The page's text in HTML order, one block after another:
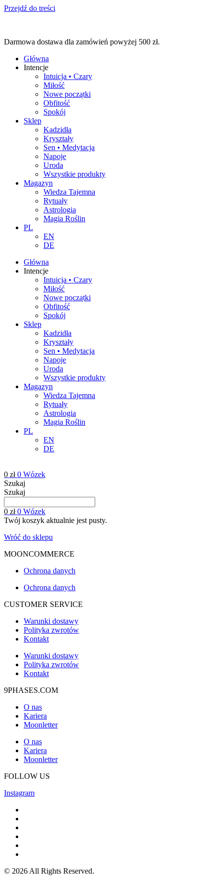
Przejdź do treści
Darmowa dostawa dla zamówień powyżej 500 zł.
Główna
Intencje
Intuicja • Czary
Miłość
Nowe początki
Obfitość
Spokój
Sklep
Kadzidła
Kryształy
Sen • Medytacja
Napoje
Uroda
Wszystkie produkty
Magazyn
Wiedza Tajemna
Rytuały
Astrologia
Magia Roślin
PL
EN
DE
Główna
Intencje
Intuicja • Czary
Miłość
Nowe początki
Obfitość
Spokój
Sklep
Kadzidła
Kryształy
Sen • Medytacja
Napoje
Uroda
Wszystkie produkty
Magazyn
Wiedza Tajemna
Rytuały
Astrologia
Magia Roślin
PL
EN
DE
0 zł 0 Wózek
Szukaj
Szukaj
0 zł 0 Wózek
Twój koszyk aktualnie jest pusty.
Wróć do sklepu
MOONCOMMERCE
Ochrona danych
Ochrona danych
CUSTOMER SERVICE
Warunki dostawy
Polityka zwrotów
Kontakt
Warunki dostawy
Polityka zwrotów
Kontakt
9PHASES.COM
O nas
Kariera
Moonletter
O nas
Kariera
Moonletter
FOLLOW US
Instagram
© 2026 All Rights Reserved.